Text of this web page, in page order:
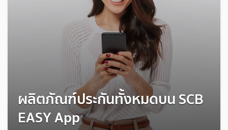
ผลิตภัณฑ์ประกันทั้งหมดบน SCB
EASY App